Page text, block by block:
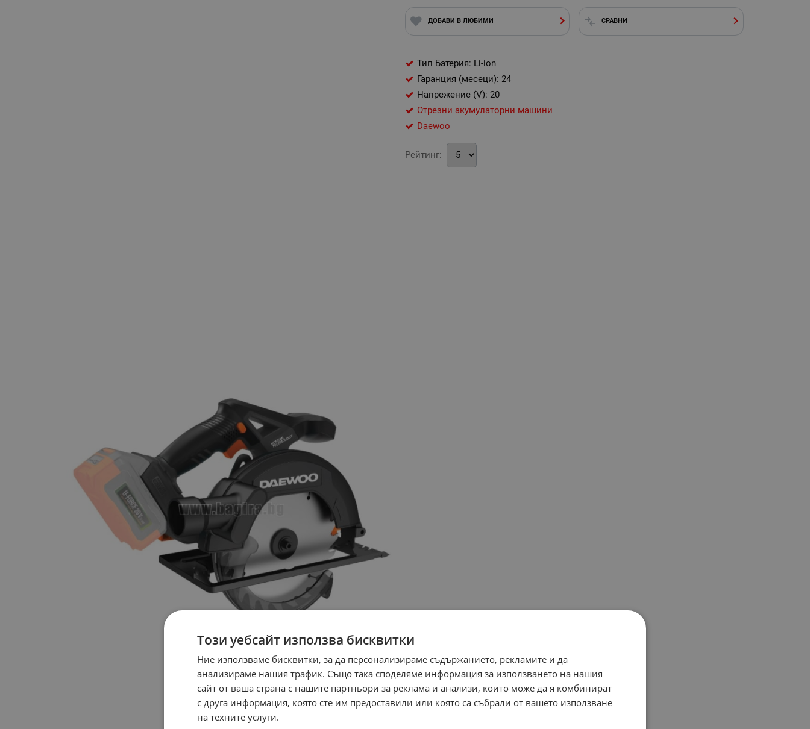
ДОБАВИ В ЛЮБИМИ СРАВНИ
Тип Батерия: Li-ion
Гаранция (месеци): 24
Напрежение (V): 20
Отрезни акумулаторни машини
Daewoo
Рейтинг:
Този уебсайт използва бисквитки
Ние използваме бисквитки, за да персонализираме съдържанието, рекламите и да
анализираме нашия трафик. Също така споделяме информация за използването на нашия
сайт от ваша страна с нашите партньори за реклама и анализи, които може да я комбинират
с друга информация, която сте им предоставили или която са събрали от вашето използване
на техните услуги.